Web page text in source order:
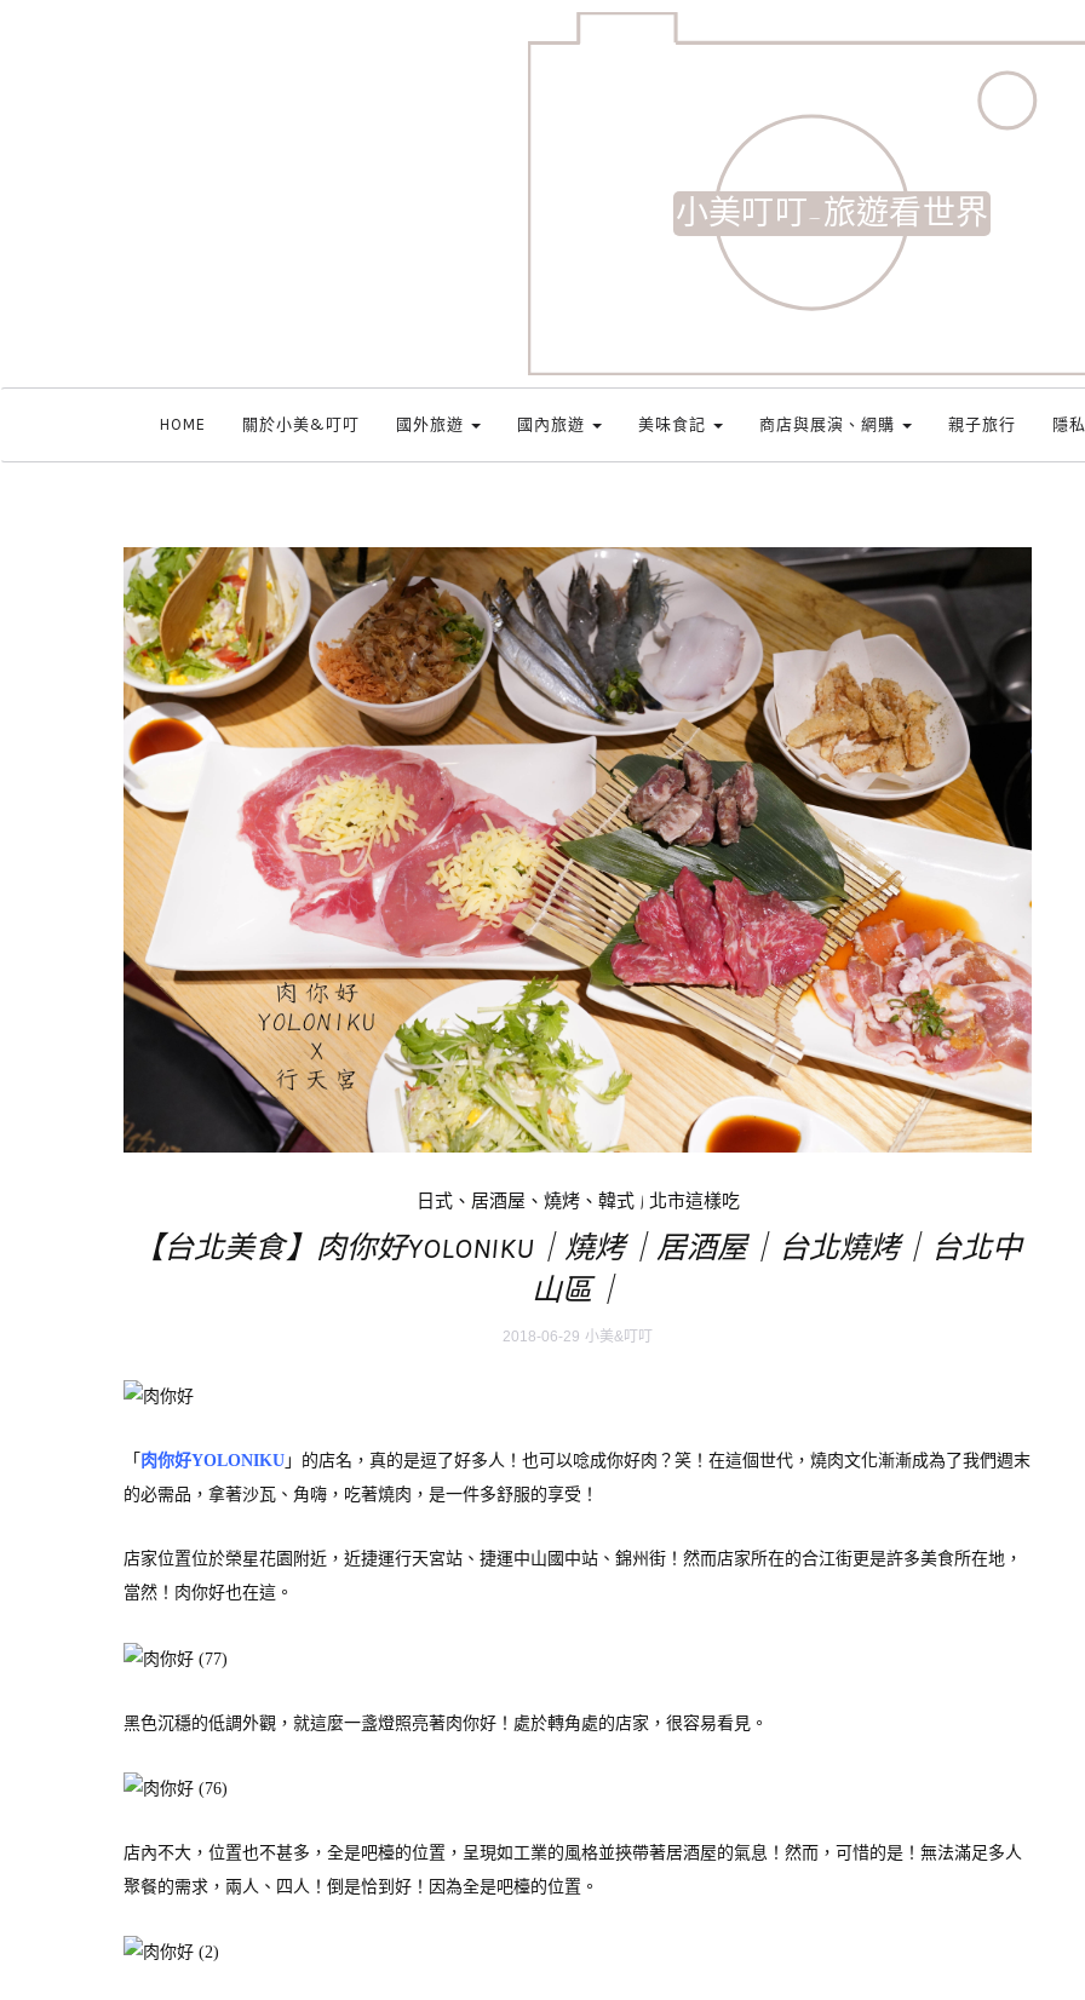
小美叮叮-旅遊看世界
HOME 關於小美&叮叮 國外旅遊 國內旅遊 美味食記 商店與展演、網購 親子旅行 隱
日式、居酒屋、燒烤、韓式| 北市這樣吃
【台北美食】肉你好YOLONIKU｜燒烤｜居酒屋｜台北燒烤｜台北中
山區｜
2018-06-29 小美&叮叮
「 肉你好YOLONIKU 」的店名，真的是逗了好多人！也可以唸成你好肉？笑！在這個世代，燒肉文化漸漸成為了我們週末
的必需品，拿著沙瓦、角嗨，吃著燒肉，是一件多舒服的享受！
店家位置位於榮星花園附近，近捷運行天宮站、捷運中山國中站、錦州街！然而店家所在的合江街更是許多美食所在地，
當然！肉你好也在這。
黑色沉穩的低調外觀，就這麼一盞燈照亮著肉你好！處於轉角處的店家，很容易看見。
店內不大，位置也不甚多，全是吧檯的位置，呈現如工業的風格並挾帶著居酒屋的氣息！然而，可惜的是！無法滿足多人
聚餐的需求，兩人、四人！倒是恰到好！因為全是吧檯的位置。